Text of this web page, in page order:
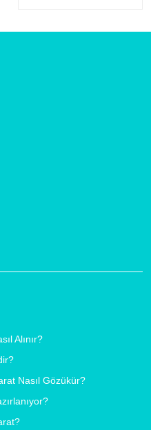
Alınır?
Nasıl Gözükür?